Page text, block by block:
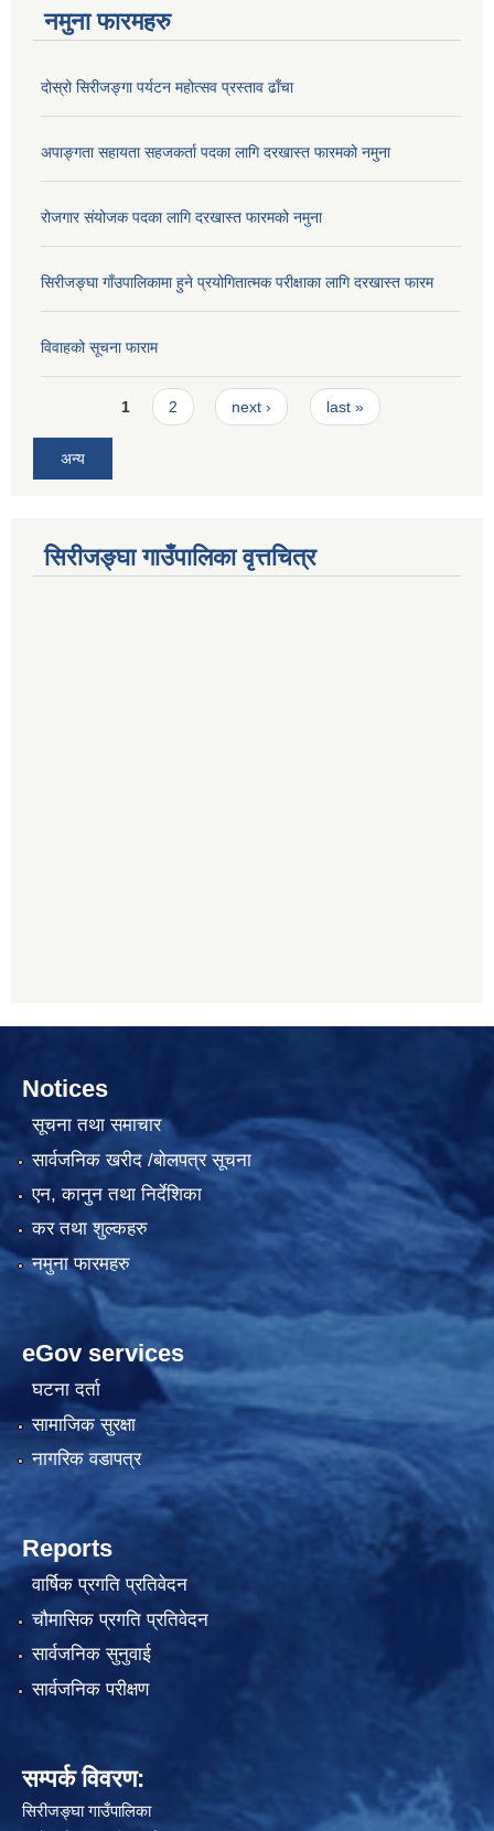
नमुना फारमहरु
दोस्रो सिरीजङ्गा पर्यटन महोत्सव प्रस्ताव ढाँचा
अपाङ्गता सहायता सहजकर्ता पदका लागि दरखास्त फारमको नमुना
रोजगार संयोजक पदका लागि दरखास्त फारमको नमुना
सिरीजङ्घा गाँउपालिकामा हुने प्रयोगितात्मक परीक्षाका लागि दरखास्त फारम
विवाहको सूचना फाराम
Pages1 2 next › last »
अन्य
सिरीजङ्घा गाउँपालिका वृत्तचित्र
अनलाइन
Notices
सूचना तथा समाचार
सार्वजनिक खरीद /बोलपत्र सूचना
एन, कानुन तथा निर्देशिका
कर तथा शुल्कहरु
नमुना फारमहरु
eGov services
घटना दर्ता
सामाजिक सुरक्षा
नागरिक वडापत्र
Reports
वार्षिक प्रगति प्रतिवेदन
चौमासिक प्रगति प्रतिवेदन
सार्वजनिक सुनुवाई
सार्वजनिक परीक्षण
सम्पर्क विवरण:
सिरीजङ्घा गाउँपालिका